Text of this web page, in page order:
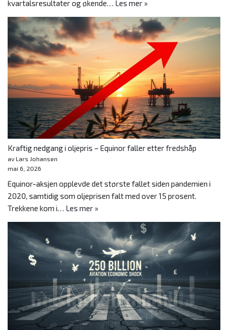
kvartalsresultater og økende… Les mer »
Kraftig nedgang i oljepris – Equinor faller etter fredshåp
av Lars Johansen
mai 6, 2026
Equinor-aksjen opplevde det største fallet siden pandemien i
2020, samtidig som oljeprisen falt med over 15 prosent.
Trekkene kom i… Les mer »